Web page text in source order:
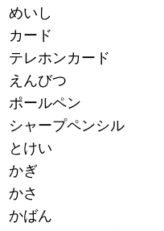
めいし
カード
テレホンカード
えんびつ
ポールペン
シャープペンシル
とけい
かぎ
かさ
かばん